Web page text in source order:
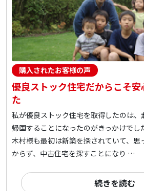
購入されたお客様の声
優良ストック住宅だからこそ安
た
私が優良ストック住宅を取得したのは、
帰国することになったのがきっかけでし
木村様も最初は新築を探されていて、思
からず、中古住宅を探すことになり …
続きを読む